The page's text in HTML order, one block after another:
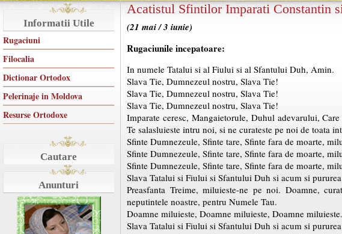
Informatii Utile
Rugaciuni
Filocalia
Dictionar Ortodox
Pelerinaje in Moldova
Resurse Ortodoxe
Cautare
Anunturi
Acatistul Sfintilor Imparati Constantin
(21 mai / 3 iunie)
Rugaciunile incepatoare:
In numele Tatalui si al Fiului si al Sfantului Duh, Amin.
Slava Tie, Dumnezeul nostru, Slava Tie!
Slava Tie, Dumnezeul nostru, Slava Tie!
Slava Tie, Dumnezeul nostru, Slava Tie!
Imparate ceresc, Mangaietorule, Duhul adevarului,
Te salasluieste intru noi, si ne curateste pe noi de toata
Sfinte Dumnezeule, Sfinte tare, Sfinte fara de moarte,
Sfinte Dumnezeule, Sfinte tare, Sfinte fara de moarte,
Sfinte Dumnezeule, Sfinte tare, Sfinte fara de moarte,
Slava Tatalui si Fiului si Sfantului Duh si acum si
Preasfanta Treime, miluieste-ne pe noi. Doamne,
neputintele noastre, pentru Numele Tau.
Doamne miluieste, Doamne miluieste, Doamne miluieste.
Slava Tatalui si Fiului si Sfantului Duh si acum si